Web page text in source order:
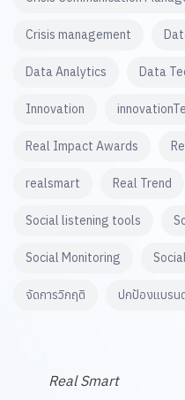
Crisis management
Data Analytics Data
Innovation
Real Impact Awards
realsmart Real Trend
Social listening tools
Social Monitoring
จัดการวิกฤติ ปกป้องแบรน
Real Smart